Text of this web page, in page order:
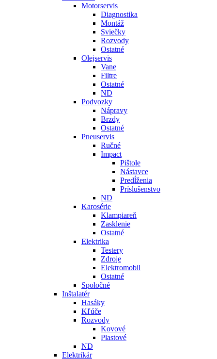
Motorservis
Diagnostika
Montáž
Sviečky
Rozvody
Ostatné
Olejservis
Vane
Filtre
Ostatné
ND
Podvozky
Nápravy
Brzdy
Ostatné
Pneuservis
Ručné
Impact
Pištole
Nástavce
Predĺženia
Príslušenstvo
ND
Karosérie
Klampiareň
Zasklenie
Ostatné
Elektrika
Testery
Zdroje
Elektromobil
Ostatné
Spoločné
Inštalatér
Hasáky
Kľúče
Rozvody
Kovové
Plastové
ND
Elektrikár